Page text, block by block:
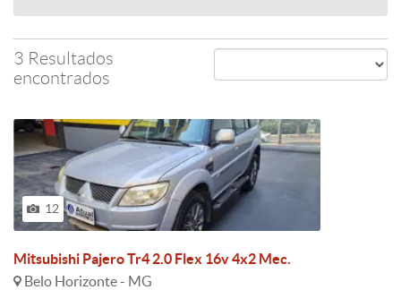
3 Resultados
encontrados
12
Mitsubishi Pajero Tr4 2.0 Flex 16v 4x2 Mec.
Belo Horizonte - MG